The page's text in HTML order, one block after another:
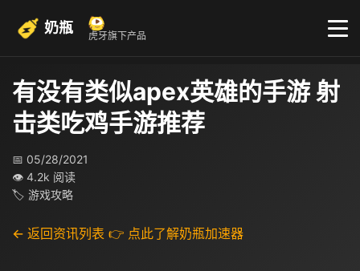
奶瓶 虎牙旗下产品
有没有类似apex英雄的手游 射
击类吃鸡手游推荐
📅 05/28/2021
👁 4.2k 阅读
🏷 游戏攻略
← 返回资讯列表 👉 点此了解奶瓶加速器